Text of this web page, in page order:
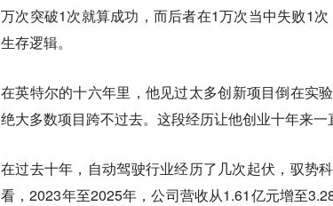
万次突破1次就算成功，而后者在1万次当中失败1
生存逻辑。
在英特尔的十六年里，他见过太多创新项目倒在实
绝大多数项目跨不过去。 这段经历让他创业十年来一
在过去十年，自动驾驶行业经历了几次起伏，驭势
看，2023年至2025年，公司营收从1.61亿元增至